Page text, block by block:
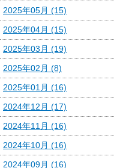
2025年05月 (15)
2025年04月 (15)
2025年03月 (19)
2025年02月 (8)
2025年01月 (16)
2024年12月 (17)
2024年11月 (16)
2024年10月 (16)
2024年09月 (16)